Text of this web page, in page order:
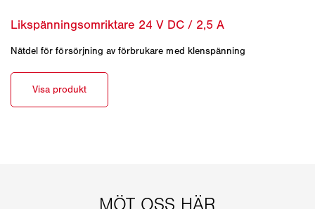
Nätdel för försörjning av förbrukare med klenspänning